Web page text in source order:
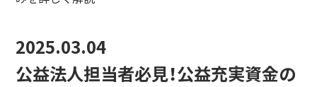
2025.03.04
公益法人担当者必見！公益充実資金の